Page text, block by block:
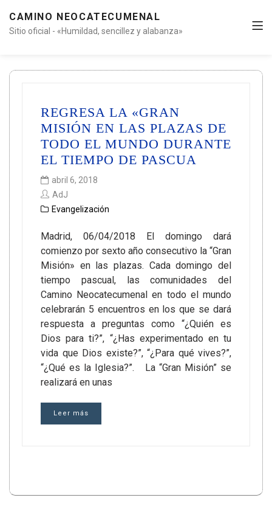
CAMINO NEOCATECUMENAL
Sitio oficial - «Humildad, sencillez y alabanza»
REGRESA LA «GRAN
MISIÓN EN LAS PLAZAS DE
TODO EL MUNDO DURANTE
EL TIEMPO DE PASCUA
abril 6, 2018
AdJ
Evangelización
Madrid, 06/04/2018 El domingo dará
comienzo por sexto año consecutivo la “Gran
Misión» en las plazas. Cada domingo del
tiempo pascual, las comunidades del
Camino Neocatecumenal en todo el mundo
celebrarán 5 encuentros en los que se dará
respuesta a preguntas como “¿Quién es
Dios para ti?”, “¿Has experimentado en tu
vida que Dios existe?”, “¿Para qué vives?”,
“¿Qué es la Iglesia?”. La “Gran Misión” se
realizará en unas
Leer más